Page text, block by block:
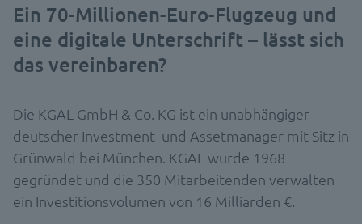
Ein 70-Millionen-Euro-Flugzeug und
eine digitale Unterschrift​ – lässt sich
das vereinbaren?
Die KGAL GmbH & Co. KG ist ein unabhängiger
deutscher Investment- und Assetmanager mit Sitz in
Grünwald bei München. KGAL wurde 1968
gegründet und die 350 Mitarbeitenden verwalten
ein Investitionsvolumen von 16 Milliarden €.